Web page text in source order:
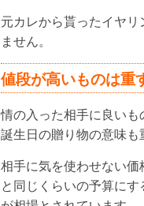
元カレから貰ったイヤ
ません。
値段が高いものは重
情の入った相手に良い
誕生日の贈り物の意味も
相手に気を使わせない価
と同じくらいの予算に